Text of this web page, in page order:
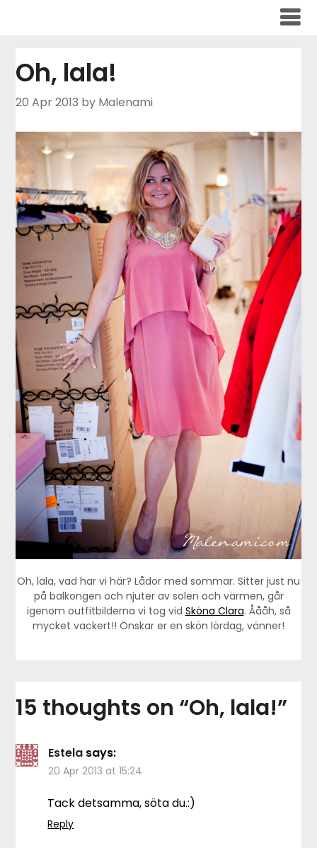
Oh, lala!
20 Apr 2013 by Malenami
Oh, lala, vad har vi här? Lådor med sommar. Sitter just nu
på balkongen och njuter av solen och värmen, går
igenom outfitbilderna vi tog vid Sköna Clara. Åååh, så
mycket vackert!! Önskar er en skön lördag, vänner!
15 thoughts on “Oh, lala!”
Estela says:
20 Apr 2013 at 15:24
Tack detsamma, söta du.:)
Reply